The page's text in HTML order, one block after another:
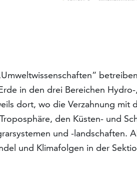
in den drei Bereichen
dort, wo die Verzahnung mit
den Küsten- und
und -landschaften.
und Klimafolgen in der